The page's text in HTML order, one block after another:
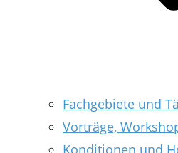
Fachgebiete und
Vorträge,
Konditionen und